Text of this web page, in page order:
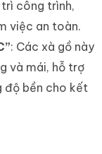
công trình,
việc an toàn.
: Các xà gồ này
và mái, hỗ trợ
độ bền cho kết